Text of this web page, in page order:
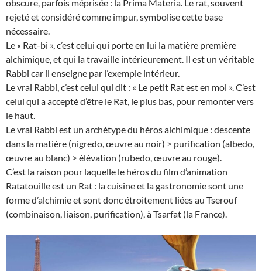
obscure, parfois méprisée : la Prima Materia. Le rat, souvent
rejeté et considéré comme impur, symbolise cette base
nécessaire.
Le « Rat-bi », c’est celui qui porte en lui la matière première
alchimique, et qui la travaille intérieurement. Il est un véritable
Rabbi car il enseigne par l’exemple intérieur.
Le vrai Rabbi, c’est celui qui dit : « Le petit Rat est en moi ». C’est
celui qui a accepté d’être le Rat, le plus bas, pour remonter vers
le haut.
Le vrai Rabbi est un archétype du héros alchimique : descente
dans la matière (nigredo, œuvre au noir) > purification (albedo,
œuvre au blanc) > élévation (rubedo, œuvre au rouge).
C’est la raison pour laquelle le héros du film d’animation
Ratatouille est un Rat : la cuisine et la gastronomie sont une
forme d’alchimie et sont donc étroitement liées au Tserouf
(combinaison, liaison, purification), à Tsarfat (la France).